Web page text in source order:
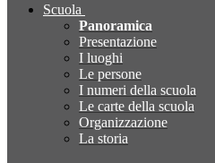
Scuola
Panoramica
Presentazione
I luoghi
Le persone
I numeri della scuola
Le carte della scuola
Organizzazione
La storia